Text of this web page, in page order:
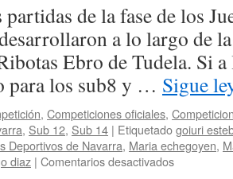
1
de
4):
Mikel
Gurea
tiñe
de
naranja
el
ajedrez
navarro
de la fase de los
a lo largo de
Ebro de Tudela. Si a
para los sub8 y … Sigue
, Competiciones oficiales,
, Sub 12, Sub 14 | Etiquetadogoiuri
Deportivos de Navarra, Maria echegoyen,
diaz | Comentarios desactivadosen